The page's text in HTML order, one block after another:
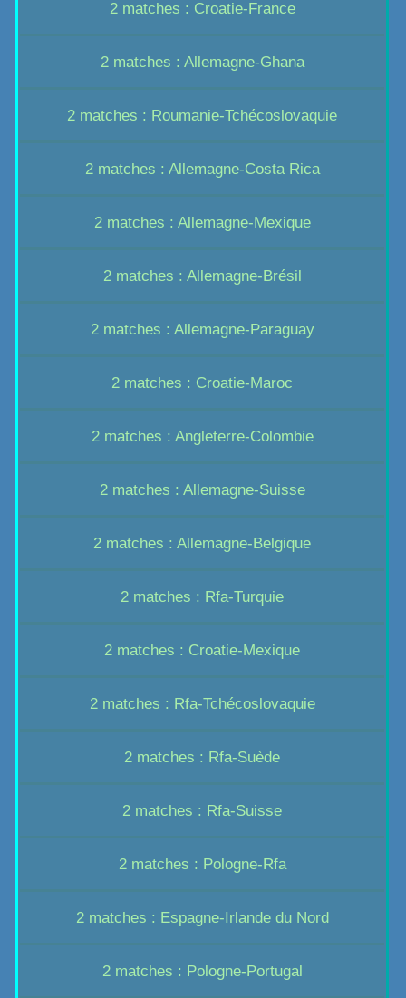
2 matches : Croatie-France
2 matches : Allemagne-Ghana
2 matches : Roumanie-Tchécoslovaquie
2 matches : Allemagne-Costa Rica
2 matches : Allemagne-Mexique
2 matches : Allemagne-Brésil
2 matches : Allemagne-Paraguay
2 matches : Croatie-Maroc
2 matches : Angleterre-Colombie
2 matches : Allemagne-Suisse
2 matches : Allemagne-Belgique
2 matches : Rfa-Turquie
2 matches : Croatie-Mexique
2 matches : Rfa-Tchécoslovaquie
2 matches : Rfa-Suède
2 matches : Rfa-Suisse
2 matches : Pologne-Rfa
2 matches : Espagne-Irlande du Nord
2 matches : Pologne-Portugal